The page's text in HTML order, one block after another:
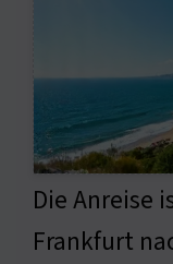
Die Anreise
Frankfurt